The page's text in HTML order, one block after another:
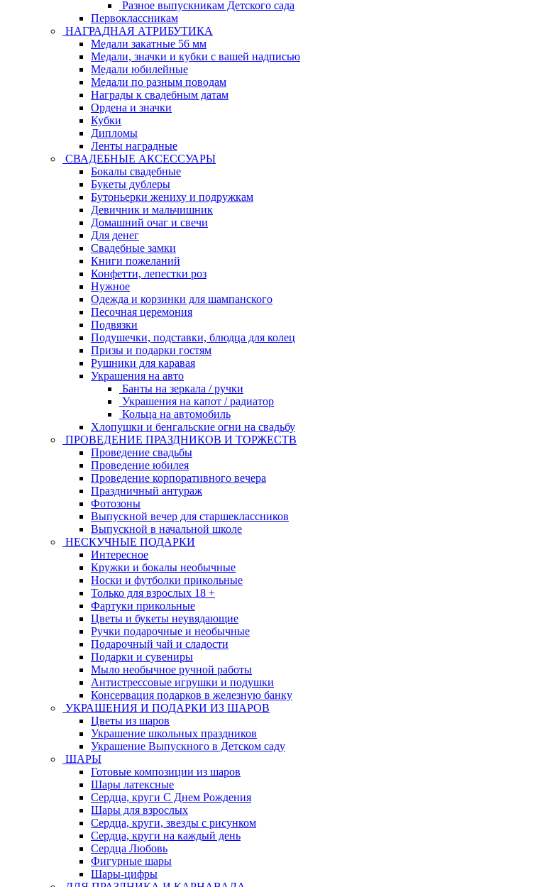
Разное выпускникам Детского сада
Первоклассникам
НАГРАДНАЯ АТРИБУТИКА
Медали закатные 56 мм
Медали, значки и кубки с вашей надписью
Медали юбилейные
Медали по разным поводам
Награды к свадебным датам
Ордена и значки
Кубки
Дипломы
Ленты наградные
СВАДЕБНЫЕ АКСЕССУАРЫ
Бокалы свадебные
Букеты дублеры
Бутоньерки жениху и подружкам
Девичник и мальчишник
Домашний очаг и свечи
Для денег
Свадебные замки
Книги пожеланий
Конфетти, лепестки роз
Нужное
Одежда и корзинки для шампанского
Песочная церемония
Подвязки
Подушечки, подставки, блюдца для колец
Призы и подарки гостям
Рушники для каравая
Украшения на авто
Банты на зеркала / ручки
Украшения на капот / радиатор
Кольца на автомобиль
Хлопушки и бенгальские огни на свадьбу
ПРОВЕДЕНИЕ ПРАЗДНИКОВ И ТОРЖЕСТВ
Проведение свадьбы
Проведение юбилея
Проведение корпоративного вечера
Праздничный антураж
Фотозоны
Выпускной вечер для старшеклассников
Выпускной в начальной школе
НЕСКУЧНЫЕ ПОДАРКИ
Интересное
Кружки и бокалы необычные
Носки и футболки прикольные
Только для взрослых 18 +
Фартуки прикольные
Цветы и букеты неувядающие
Ручки подарочные и необычные
Подарочный чай и сладости
Подарки и сувениры
Мыло необычное ручной работы
Антистрессовые игрушки и подушки
Консервация подарков в железную банку
УКРАШЕНИЯ И ПОДАРКИ ИЗ ШАРОВ
Цветы из шаров
Украшение школьных праздников
Украшение Выпускного в Детском саду
ШАРЫ
Готовые композиции из шаров
Шары латексные
Сердца, круги С Днем Рождения
Шары для взрослых
Сердца, круги, звезды с рисунком
Сердца, круги на каждый день
Сердца Любовь
Фигурные шары
Шары-цифры